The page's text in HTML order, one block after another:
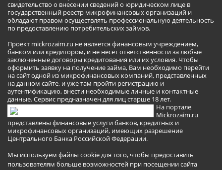
свидетельство о внесении сведений о юридическом лице в
государственный реестр микрофинансовых организаций и
обладают правом осуществлять профессиональную деятельность
по предоставлению потребительских займов.
Проект mickrozaim.ru не является финансовым учреждением,
банком или кредитором, и не несёт ответственности за любые
заключенные договоры кредитования или их условия. Чтобы
оформить заявку на получение займа, Вам необходимо перейти
на сайт одной из микрофинансовых компаний, представленных
на данном сайте, и уже там пройти регистрацию и
аутентификацию, внести необходимые личные и контактные
данные. Сервис предназначен для лиц старше 18 лет.
На портале
Mickrozaim.ru
представлены финансовые услуги банков, кредитных и
микрофинансовых организаций, имеющих разрешение
Центрального Банка Российской Федерации.
Мы используем файлы cookie для того, чтобы предоставить
пользователям больше возможностей при посещении сайта